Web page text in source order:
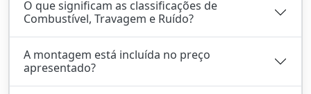
O que significam as classificações de
Combustível, Travagem e Ruído?
A montagem está incluída no preço
apresentado?